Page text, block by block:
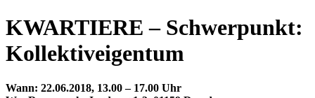
KWARTIERE – Schwerpunkt:
Kollektiveigentum
Wann: 22.06.2018, 13.00 – 17.00 Uhr